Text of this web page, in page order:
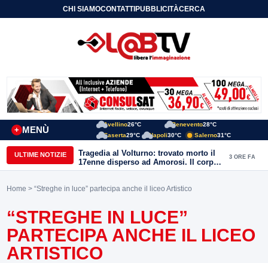
CHI SIAMOCONTATTIPUBBLICITÀCERCA
MENÙ
+
Avellino26°C Benevento28°C
Caserta29°C Napoli30°C Salerno31°C
ULTIME NOTIZIE
Tragedia al Volturno: trovato morto il
17enne disperso ad Amorosi. Il corpo
recuperato dai sommozzatori
3 ORE FA
Home > “Streghe in luce” partecipa anche il liceo Artistico
“STREGHE IN LUCE”
PARTECIPA ANCHE IL LICEO
ARTISTICO